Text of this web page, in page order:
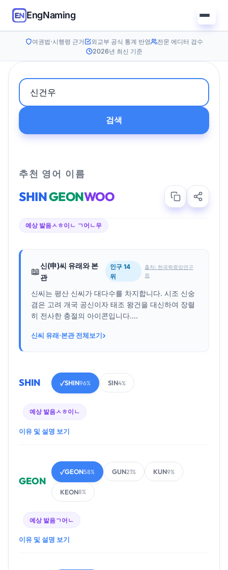
EngNaming
여권법·시행령 근거 외교부 공식 통계 반영
전문 에디터 검수
2026년 최신 기준
검색
추천 영어 이름
SHINGEONWOO
예상 발음ㅅㅎ이ㄴ ㄱ어ㄴ우
📖
신(申)씨 유래와 본
관
인구 14
위
출처: 한국학중앙연구
원
신씨는 평산 신씨가 대다수를 차지합니다. 시조 신숭
겸은 고려 개국 공신이자 태조 왕건을 대신하여 장렬
히 전사한 충절의 아이콘입니다....
신씨 유래·본관 전체보기›
SHIN ✓SHIN96% SIN4%
예상 발음ㅅㅎ이ㄴ
이유 및 설명 보기
GEON
✓GEON58% GUN21% KUN9%
KEON8%
예상 발음ㄱ어ㄴ
이유 및 설명 보기